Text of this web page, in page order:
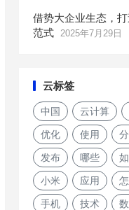
借势大企业生态，
范式 2025年7月29日
云标签
中国 云计算
优化 使用
发布 哪些
小米 应用
手机 技术